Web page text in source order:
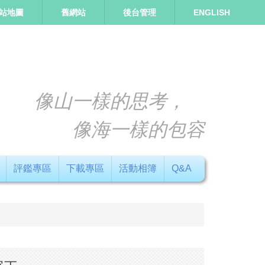
地圖 舊網站 後台管理 ENGLISH
像山一樣的思考，
像海一樣的包容
評鑑專區 下載專區 活動相簿 Q&A